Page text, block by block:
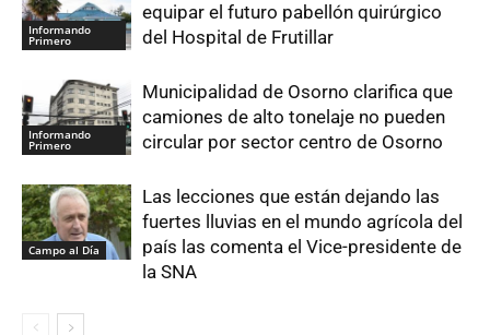
Informando
Primero
equipar el futuro pabellón quirúrgico
del Hospital de Frutillar
Informando
Primero
Municipalidad de Osorno clarifica que
camiones de alto tonelaje no pueden
circular por sector centro de Osorno
Campo al Día
Las lecciones que están dejando las
fuertes lluvias en el mundo agrícola del
país las comenta el Vice-presidente de
la SNA